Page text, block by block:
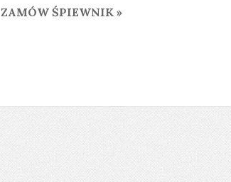
ZAMÓW ŚPIEWNIK »